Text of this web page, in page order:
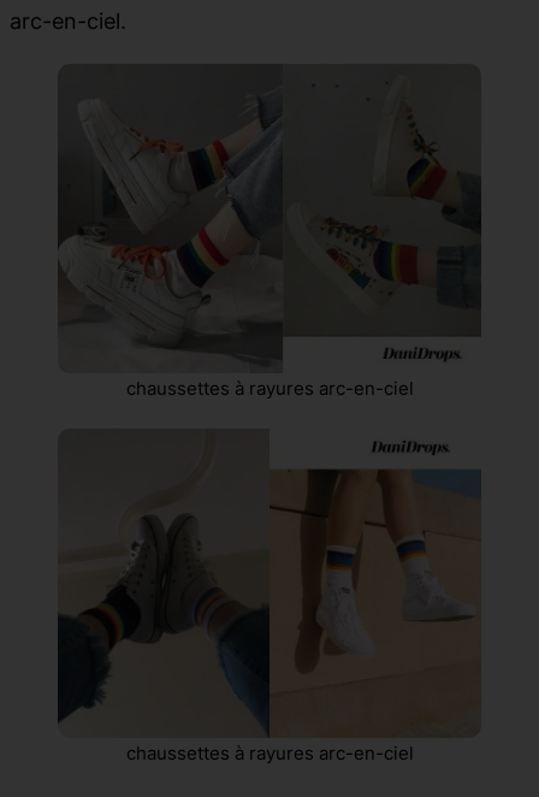
arc-en-ciel.
chaussettes à rayures arc-en-ciel
chaussettes à rayures arc-en-ciel